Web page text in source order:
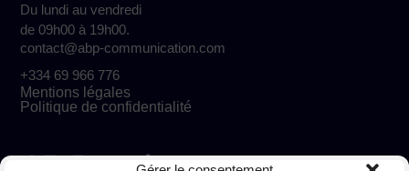
Du lundi au vendredi
de 09h00 à 19h00.
contact@abp-communication.com
+334 69 966 776
Mentions légales
Politique de confidentialité